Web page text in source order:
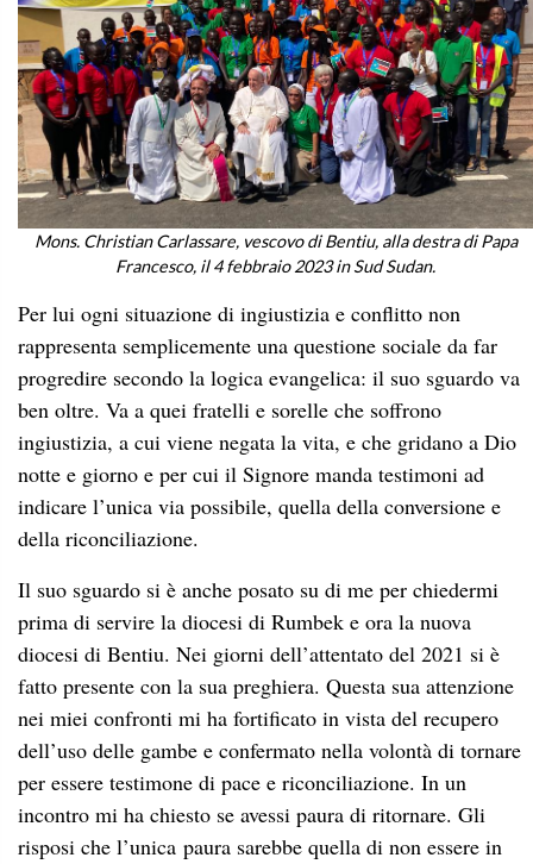
Mons. Christian Carlassare, vescovo di Bentiu, alla destra di Papa
Francesco, il 4 febbraio 2023 in Sud Sudan.
Per lui ogni situazione di ingiustizia e conflitto non
rappresenta semplicemente una questione sociale da far
progredire secondo la logica evangelica: il suo sguardo va
ben oltre. Va a quei fratelli e sorelle che soffrono
ingiustizia, a cui viene negata la vita, e che gridano a Dio
notte e giorno e per cui il Signore manda testimoni ad
indicare l’unica via possibile, quella della conversione e
della riconciliazione.
Il suo sguardo si è anche posato su di me per chiedermi
prima di servire la diocesi di Rumbek e ora la nuova
diocesi di Bentiu. Nei giorni dell’attentato del 2021 si è
fatto presente con la sua preghiera. Questa sua attenzione
nei miei confronti mi ha fortificato in vista del recupero
dell’uso delle gambe e confermato nella volontà di tornare
per essere testimone di pace e riconciliazione. In un
incontro mi ha chiesto se avessi paura di ritornare. Gli
risposi che l’unica paura sarebbe quella di non essere in